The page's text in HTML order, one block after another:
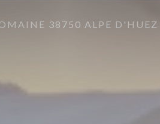
38750 ALPE D'HUEZ